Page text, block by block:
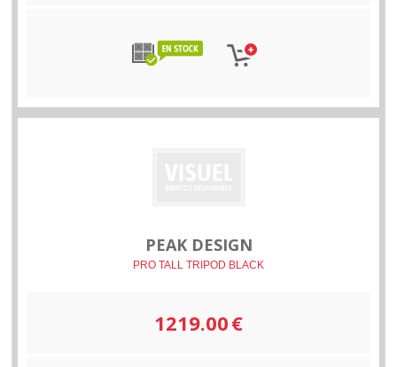
PEAK DESIGN
PRO TALL TRIPOD BLACK
1219.00€